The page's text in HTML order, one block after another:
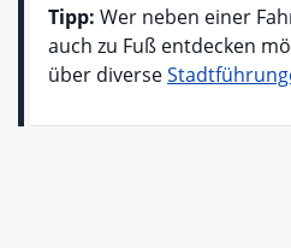
Tipp: Wer neben einer
auch zu Fuß entdecken
über diverse